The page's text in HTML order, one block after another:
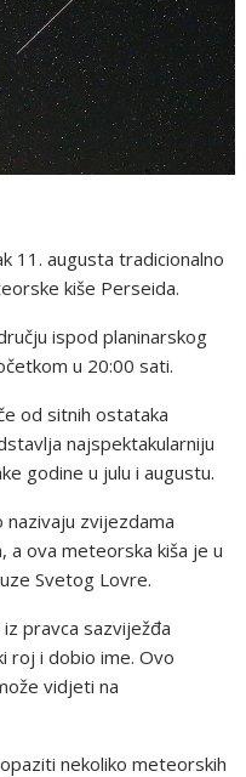
11. augusta tradicionalno
kiše Perseida.
ispod planinarskog
u 20:00 sati.
od sitnih ostataka
najspektakularniju
godine u julu i augustu.
zvijezdama
a ova meteorska kiša je u
Svetog Lovre.
pravca sazviježđa
roj i dobio ime. Ovo
vidjeti na
nekoliko meteorskih